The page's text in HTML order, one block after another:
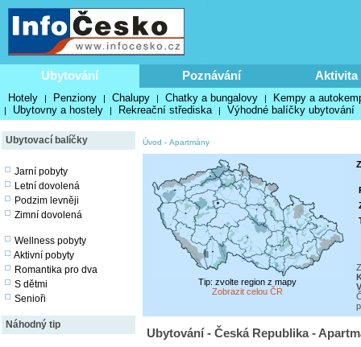
Ubytování Poznávání Aktivita
Hotely | Penziony | Chalupy | Chatky a bungalovy | Kempy a
| Ubytovny a hostely | Rekreační střediska | Výhodné balíčky ubytování
Ubytovací balíčky
Jarní pobyty
Letní dovolená
Podzim levněji
Zimní dovolená
Wellness pobyty
Aktivní pobyty
Romantika pro dva
S dětmi
Senioři
Náhodný tip
Úvod - Apartmány
Tip: zvolte region z mapy
Zobrazit celou ČR
Ubytování - Česká Republika -